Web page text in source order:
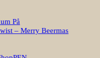
På
– Merry Beermas